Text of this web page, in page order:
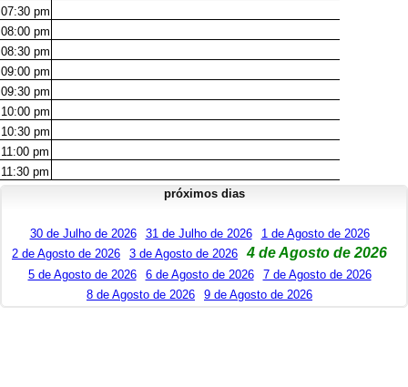
07:30 pm
08:00 pm
08:30 pm
09:00 pm
09:30 pm
10:00 pm
10:30 pm
11:00 pm
11:30 pm
próximos dias
30 de Julho de 2026 31 de Julho de 2026
1 de Agosto de 2026
2 de Agosto de 2026
3 de Agosto de 2026 4 de Agosto de 2026
5 de Agosto de 2026 6 de Agosto de 2026
7 de Agosto de 2026
8 de Agosto de 2026
9 de Agosto de 2026